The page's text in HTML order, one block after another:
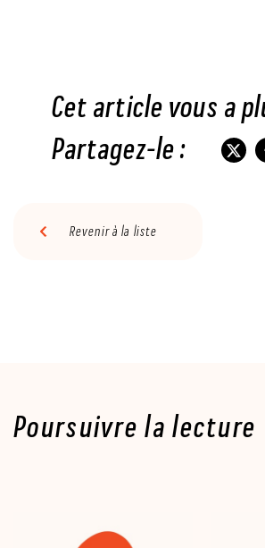
Revenir à la liste
Cet article vous a
Partagez-le :
Poursuivre la lecture